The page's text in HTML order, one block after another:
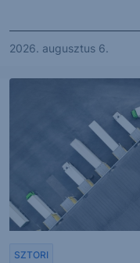
2026. augusztus 6.
SZTORI